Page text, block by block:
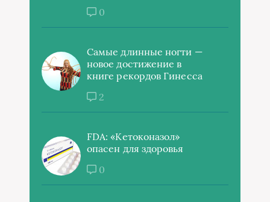
0
Самые длинные ногти —
новое достижение в
книге рекордов Гинесса
2
FDA: «Кетоконазол»
опасен для здоровья
0